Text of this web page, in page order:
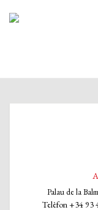
Palau de la
Telèfon +34 93